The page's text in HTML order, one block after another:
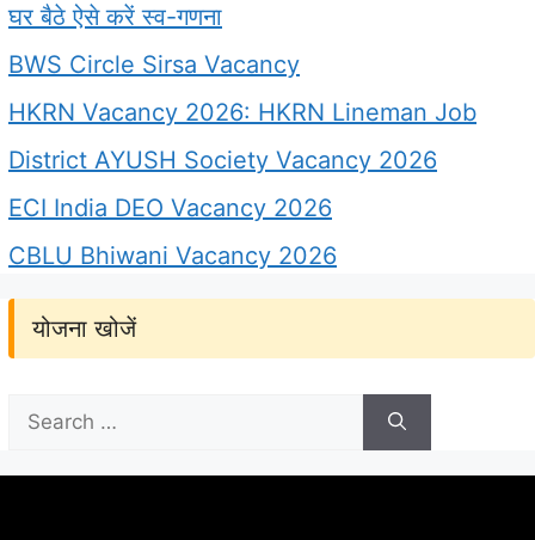
घर बैठे ऐसे करें स्व-गणना
BWS Circle Sirsa Vacancy
HKRN Vacancy 2026: HKRN Lineman Job
District AYUSH Society Vacancy 2026
ECI India DEO Vacancy 2026
CBLU Bhiwani Vacancy 2026
योजना खोजें
for: